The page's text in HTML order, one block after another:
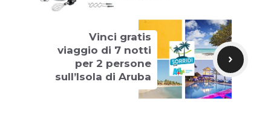
Vinci gratis
viaggio di 7 notti
per 2 persone
sull’Isola di Aruba